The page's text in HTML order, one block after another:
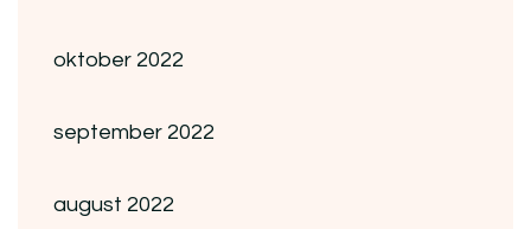
oktober 2022
september 2022
august 2022